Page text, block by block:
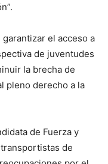
el acceso a
de juventudes
la brecha de
pleno derecho a la
de Fuerza y
de